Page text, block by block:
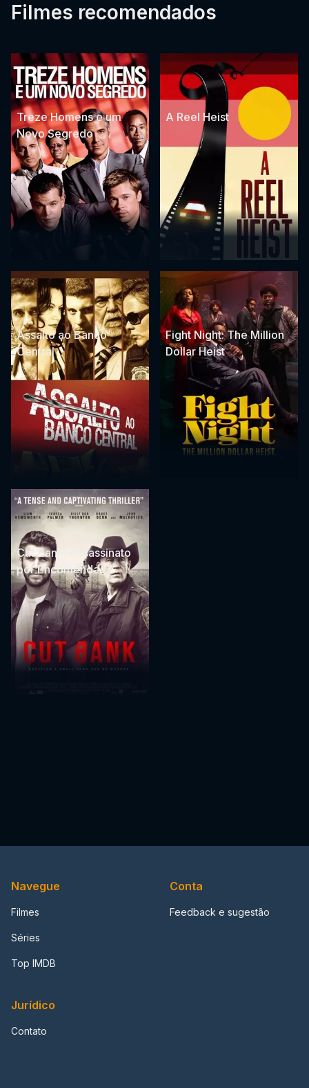
Filmes recomendados
Treze Homens e um
Novo Segredo
A Reel Heist
Assalto ao Banco
Central
Fight Night: The Million
Dollar Heist
Cut Bank: Assassinato
por Encomenda
Navegue
Filmes
Séries
Top IMDB
Conta
Feedback e sugestão
Jurídico
Contato